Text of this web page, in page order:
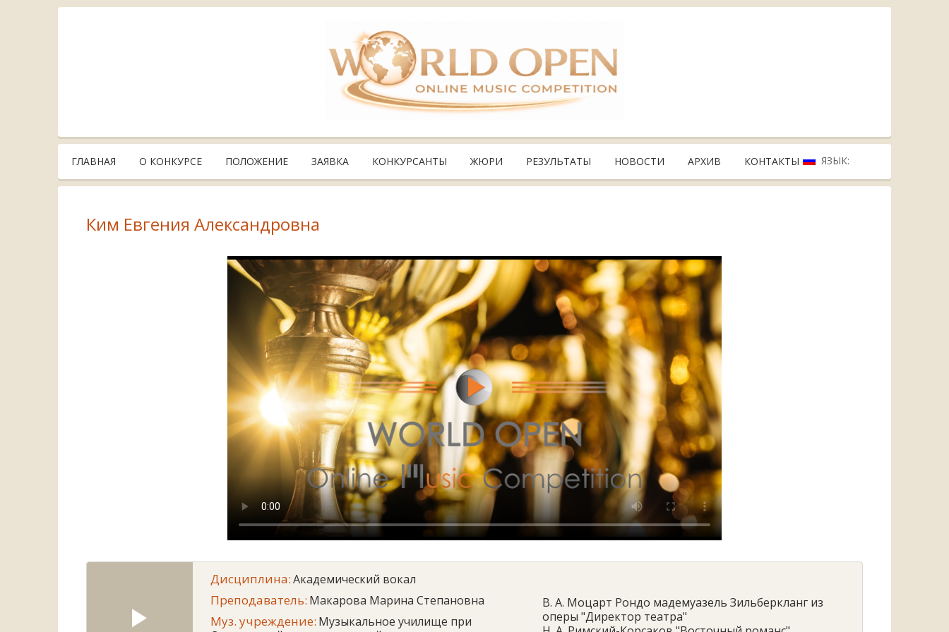
ГЛАВНАЯ О КОНКУРСЕ ПОЛОЖЕНИЕ ЗАЯВКА КОНКУРСАНТЫ ЖЮРИ РЕЗУЛЬТАТЫ НОВОСТИ АРХИВ КОНТАКТЫ ЯЗЫК:
Ким Евгения Александровна
Дисциплина:Академический вокал
Преподаватель: Макарова Марина Степановна
Муз. учреждение: Музыкальное училище при
В. А. Моцарт Рондо мадемуазель Зильберкланг из
оперы "Директор театра"